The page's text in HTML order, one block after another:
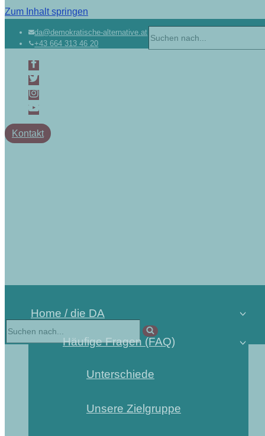
Zum Inhalt springen
da@demokratische-alternative.at
+43 664 313 46 20
Kontakt
Home / die DA
Häufige Fragen (FAQ)
Unterschiede
Unsere Zielgruppe